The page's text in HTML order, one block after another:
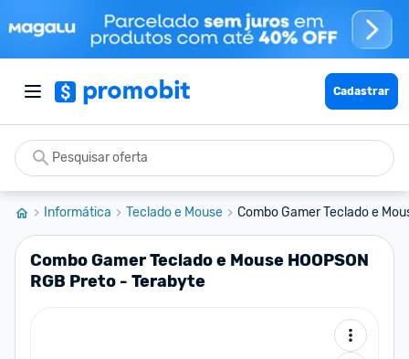
Cadastrar
Informática Teclado e Mouse Combo Gamer Teclado e
Combo Gamer Teclado e Mouse HOOPSON
RGB Preto - Terabyte